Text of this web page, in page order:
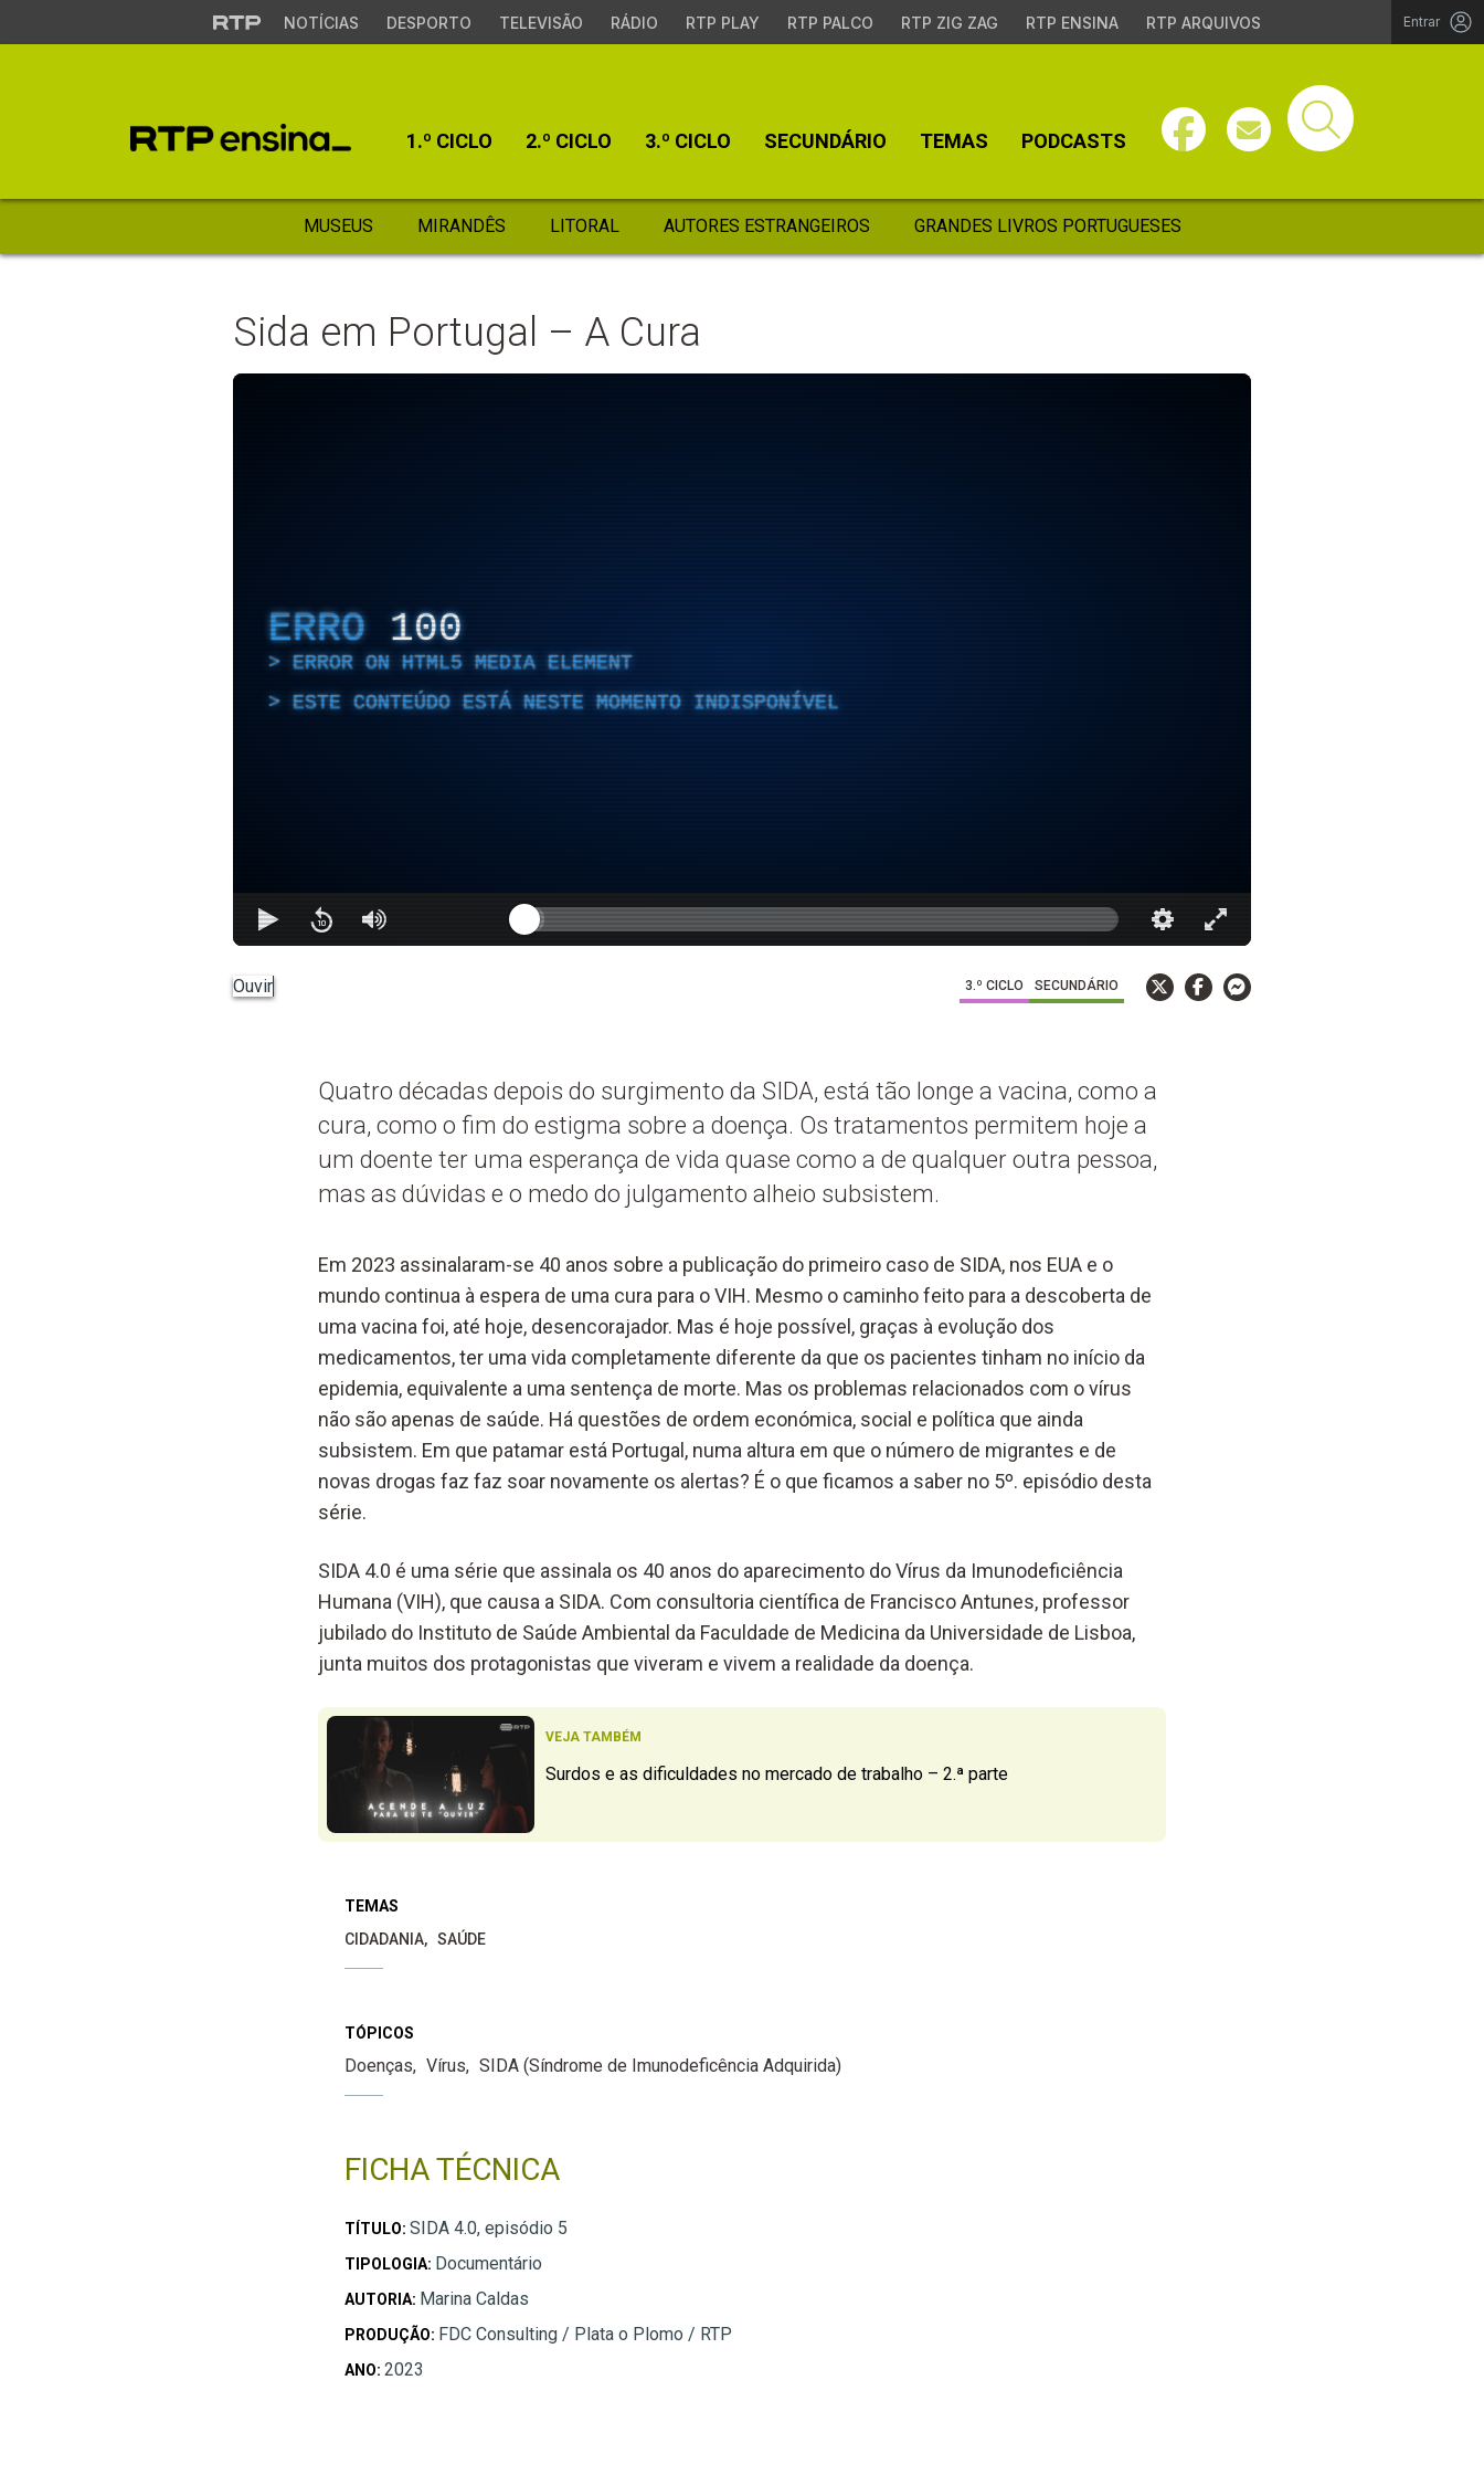
NOTÍCIAS DESPORTO TELEVISÃO RÁDIO RTP PLAY RTP PALCO RTP ZIG ZAG RTP ENSINA RTP ARQUIVOS Entrar
1.º CICLO 2.º CICLO 3.º CICLO SECUNDÁRIO TEMAS PODCASTS
MUSEUS MIRANDÊS LITORAL AUTORES ESTRANGEIROS GRANDES LIVROS PORTUGUESES
Sida em Portugal – A Cura
ERRO 100
ERROR ON HTML5 MEDIA ELEMENT
ESTE CONTEÚDO ESTÁ NESTE MOMENTO INDISPONÍVEL
Ouvir 3.º CICLO SECUNDÁRIO
Quatro décadas depois do surgimento da SIDA, está tão longe a vacina, como a
cura, como o fim do estigma sobre a doença. Os tratamentos permitem hoje a
um doente ter uma esperança de vida quase como a de qualquer outra pessoa,
mas as dúvidas e o medo do julgamento alheio subsistem.
Em 2023 assinalaram-se 40 anos sobre a publicação do primeiro caso de SIDA, nos EUA e o
mundo continua à espera de uma cura para o VIH. Mesmo o caminho feito para a descoberta de
uma vacina foi, até hoje, desencorajador. Mas é hoje possível, graças à evolução dos
medicamentos, ter uma vida completamente diferente da que os pacientes tinham no início da
epidemia, equivalente a uma sentença de morte. Mas os problemas relacionados com o vírus
não são apenas de saúde. Há questões de ordem económica, social e política que ainda
subsistem. Em que patamar está Portugal, numa altura em que o número de migrantes e de
novas drogas faz faz soar novamente os alertas? É o que ficamos a saber no 5º. episódio desta
série.
SIDA 4.0 é uma série que assinala os 40 anos do aparecimento do Vírus da Imunodeficiência
Humana (VIH), que causa a SIDA. Com consultoria científica de Francisco Antunes, professor
jubilado do Instituto de Saúde Ambiental da Faculdade de Medicina da Universidade de Lisboa,
junta muitos dos protagonistas que viveram e vivem a realidade da doença.
VEJA TAMBÉM
Surdos e as dificuldades no mercado de trabalho – 2.ª parte
TEMAS
CIDADANIA
SAÚDE
TÓPICOS
Doenças Vírus SIDA (Síndrome de Imunodeficência Adquirida)
FICHA TÉCNICA
TÍTULO: SIDA 4.0, episódio 5
TIPOLOGIA: Documentário
AUTORIA: Marina Caldas
PRODUÇÃO: FDC Consulting / Plata o Plomo / RTP
ANO: 2023